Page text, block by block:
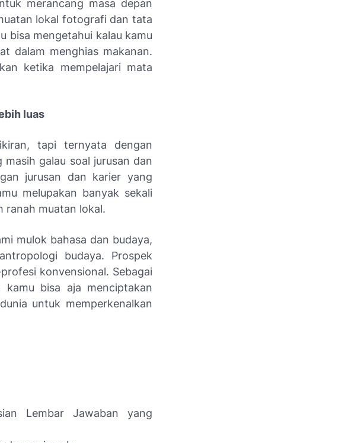
merancang masa depan
lokal fotografi dan tata
bisa mengetahui kalau kamu
dalam menghias makanan.
ketika mempelajari mata
luas
tapi ternyata dengan
galau soal jurusan dan
jurusan dan karier yang
melupakan banyak sekali
ranah muatan lokal.
mulok bahasa dan budaya,
budaya. Prospek
konvensional. Sebagai
kamu bisa aja menciptakan
untuk memperkenalkan
Lembar Jawaban yang